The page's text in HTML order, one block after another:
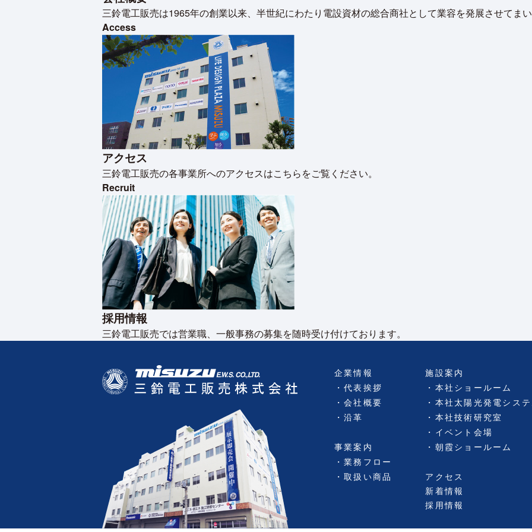
三鈴電工販売は1965年の創業以来、半世紀にわたり電設資材の総合商社として業容を発展させてまい
Access
アクセス
三鈴電工販売の各事業所へのアクセスはこちらをご覧ください。
Recruit
採用情報
三鈴電工販売では営業職、一般事務の募集を随時受け付けております。
企業情報
代表挨拶
会社概要
沿革
事業案内
業務フロー
取扱い商品
施設案内
本社ショールーム
本社太陽光発電システ
本社技術研究室
イベント会場
朝霞ショールーム
アクセス
新着情報
採用情報